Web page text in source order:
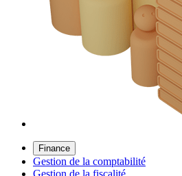
Finance
Gestion de la comptabilité
Gestion de la fiscalité